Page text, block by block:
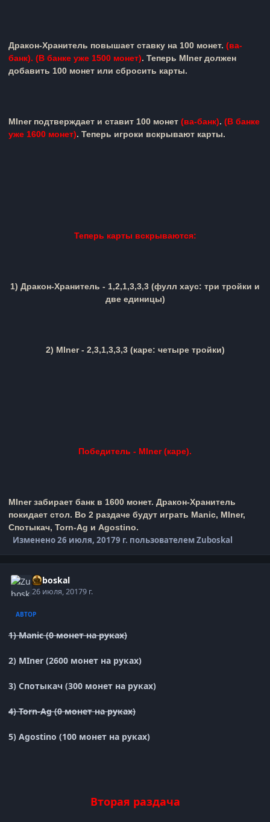
Дракон-Хранитель повышает ставку на 100 монет. (ва-
банк). (В банке уже 1500 монет). Теперь MIner должен
добавить 100 монет или сбросить карты.
MInerподтверждает и ставит 100 монет (ва-банк). (В банке
уже 1600 монет). Теперь игроки вскрывают карты.
Теперь карты вскрываются:
1) Дракон-Хранитель - 1,2,1,3,3,3 (фулл хаус: три тройки и
две единицы)
2) MIner- 2,3,1,3,3,3(каре: четыре тройки)
Победитель - MIner (каре).
MIner забирает банк в 1600 монет. Дракон-Хранитель
покидает стол. Во 2 раздаче будут играть Manic, MIner,
Спотыкач, Torn-Ag и Agostino.
Изменено26 июля, 20179 г. пользователем Zuboskal
Zuboskal
26 июля, 20179 г.
АВТОР
1) Manic (0 монет на руках)
2) MIner (2600 монет на руках)
3) Спотыкач (300 монет на руках)
4) Torn-Ag (0 монет на руках)
5) Agostino (100 монет на руках)
Вторая раздача